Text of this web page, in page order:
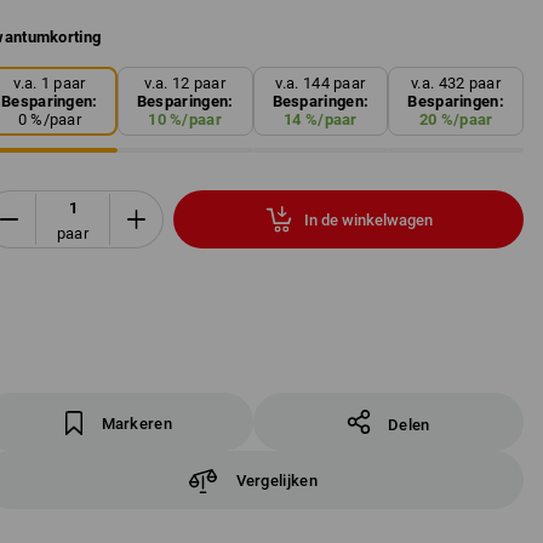
v.a. 1 paar
Besparingen:
0%/paar
v.a. 12 paar
Besparingen:
10%/paar
v.a. 144 paar
Besparingen:
14 %/paar
v.a. 432 paar
Besparingen:
20 %/paar
paar
In de winkelwagen
Markeren Delen
Vergelijken